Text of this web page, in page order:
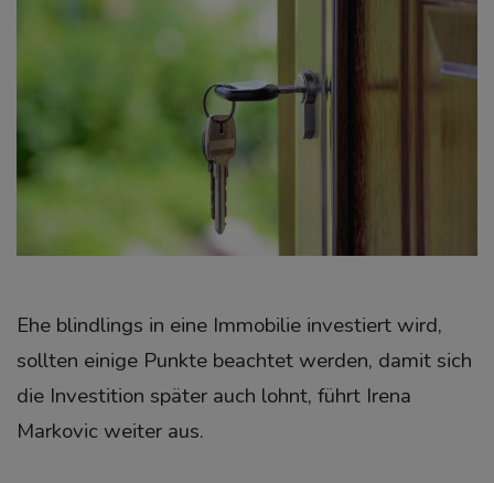
Ehe blindlings in eine Immobilie investiert wird,
sollten einige Punkte beachtet werden, damit sich
die Investition später auch lohnt, führt Irena
Markovic weiter aus.